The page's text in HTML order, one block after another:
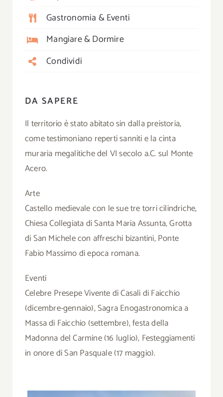
Gastronomia & Eventi
Mangiare & Dormire
Condividi
DA SAPERE
Il territorio è stato abitato sin dalla preistoria,
come testimoniano reperti sanniti e la cinta
muraria megalitiche del VI secolo a.C. sul Monte
Acero.
Arte
Castello medievale con le sue tre torri cilindriche,
Chiesa Collegiata di Santa Maria Assunta, Grotta
di San Michele con affreschi bizantini, Ponte
Fabio Massimo di epoca romana.
Eventi
Celebre Presepe Vivente di Casali di Faicchio
(dicembre-gennaio), Sagra Enogastronomica a
Massa di Faicchio (settembre), festa della
Madonna del Carmine (16 luglio), Festeggiamenti
in onore di San Pasquale (17 maggio).